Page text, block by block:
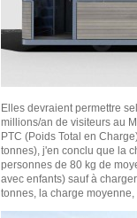
Elles devraient permettre
millions/an de visiteurs au
PTC (Poids Total en
tonnes), j'en conclu que la
personnes de 80 kg de
avec enfants) sauf à
tonnes, la charge